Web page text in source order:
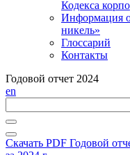
Кодекса
Информация
никель»
Глоссарий
Контакты
Годовой отчет 2024
en
Скачать PDF Годовой